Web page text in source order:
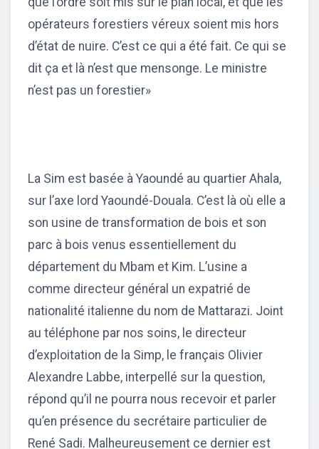
opérateurs forestiers véreux soient mis hors
d’état de nuire. C’est ce qui a été fait. Ce qui se
dit ça et là n’est que mensonge. Le ministre
n’est pas un forestier»
La Sim est basée à Yaoundé au quartier Ahala,
sur l’axe lord Yaoundé-Douala. C’est là où elle a
son usine de transformation de bois et son
parc à bois venus essentiellement du
département du Mbam et Kim. L’usine a
comme directeur général un expatrié de
nationalité italienne du nom de Mattarazi. Joint
au téléphone par nos soins, le directeur
d’exploitation de la Simp, le français Olivier
Alexandre Labbe, interpellé sur la question,
répond qu’il ne pourra nous recevoir et parler
qu’en présence du secrétaire particulier de
René Sadi. Malheureusement ce dernier est